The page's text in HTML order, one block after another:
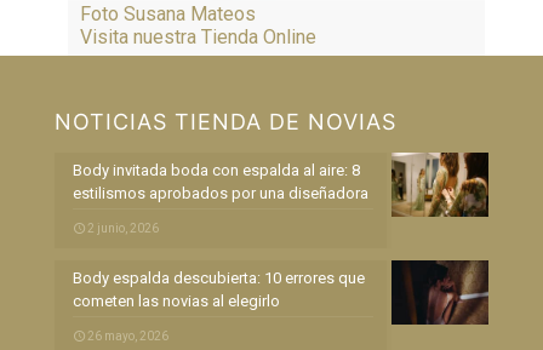
Foto Susana Mateos
Visita nuestra Tienda Online
NOTICIAS TIENDA DE NOVIAS
Body invitada boda con espalda al aire: 8
estilismos aprobados por una diseñadora
2 junio, 2026
Body espalda descubierta: 10 errores que
cometen las novias al elegirlo
26 mayo, 2026